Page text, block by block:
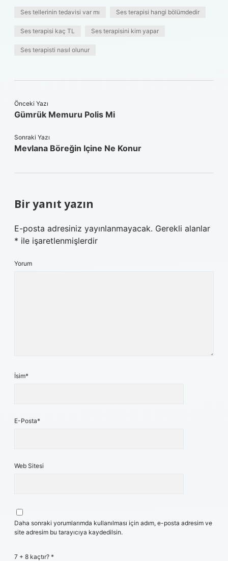
Ses tellerinin tedavisi var mı Ses terapisi hangi bölümdedir
Ses terapisi kaç TL Ses terapisini kim yapar
Ses terapisti nasıl olunur
Önceki Yazı
Gümrük Memuru Polis Mi
Sonraki Yazı
Mevlana Böreğin Içine Ne Konur
Bir yanıt yazın
E-posta adresiniz yayınlanmayacak. Gerekli alanlar
* ile işaretlenmişlerdir
Yorum
İsim*
E-Posta*
Web Sitesi
Daha sonraki yorumlarımda kullanılması için adım, e-posta adresim ve
site adresim bu tarayıcıya kaydedilsin.
7 + 8 kaçtır? *